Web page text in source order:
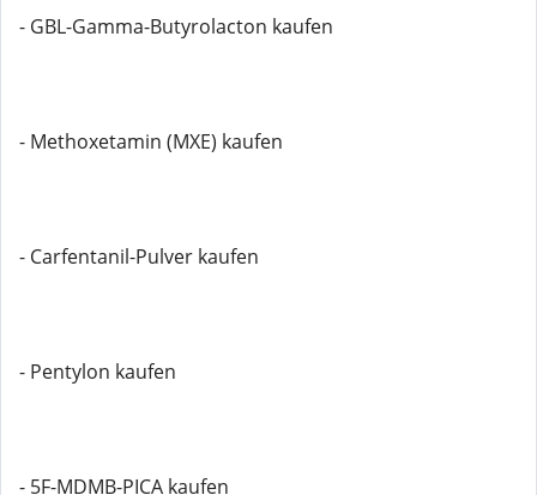
- GBL-Gamma-Butyrolacton kaufen
- Methoxetamin (MXE) kaufen
- Carfentanil-Pulver kaufen
- Pentylon kaufen
- 5F-MDMB-PICA kaufen